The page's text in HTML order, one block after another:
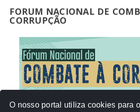
FORUM NACIONAL DE
CORRUPÇÃO
O nosso portal utiliza cookies para